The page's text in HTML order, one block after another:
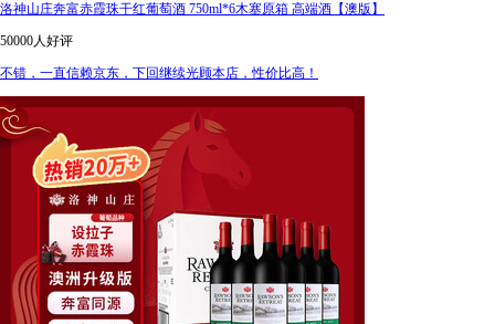
洛神山庄奔富赤霞珠干红葡萄酒 750ml*6木塞原箱 高端酒【澳版】
50000人好评
不错，一直信赖京东，下回继续光顾本店，性价比高！